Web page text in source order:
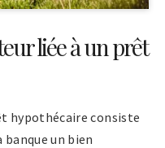
liée à un prêt
hypothécaire consiste
un bien